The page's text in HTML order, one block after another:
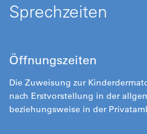
Sprechzeiten
Öffnungszeiten
Die Zuweisung zur
nach Erstvorstellung in der
beziehungsweise in der